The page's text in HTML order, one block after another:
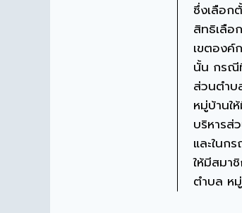
ซึ่งเลือก
สิทธิเลือ
เขตองค์
นั้น กรณี
ส่วนตำบ
หมู่บ้านใ
บริหารส่
และในก
ให้มีสมา
ตำบล ห